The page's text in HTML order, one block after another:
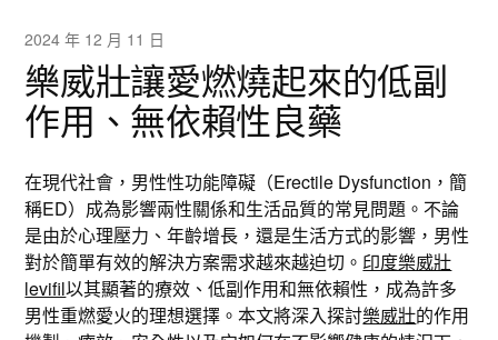
2024 年 12 月 11 日
樂威壯讓愛燃燒起來的低副
作用、無依賴性良藥
在現代社會，男性性功能障礙（Erectile Dysfunction，簡
稱ED）成為影響兩性關係和生活品質的常見問題。不論
是由於心理壓力、年齡增長，還是生活方式的影響，男性
對於簡單有效的解決方案需求越來越迫切。 印度樂威壯
levifil以其顯著的療效、低副作用和無依賴性，成為許多
男性重燃愛火的理想選擇。本文將深入探討樂威壯的作用